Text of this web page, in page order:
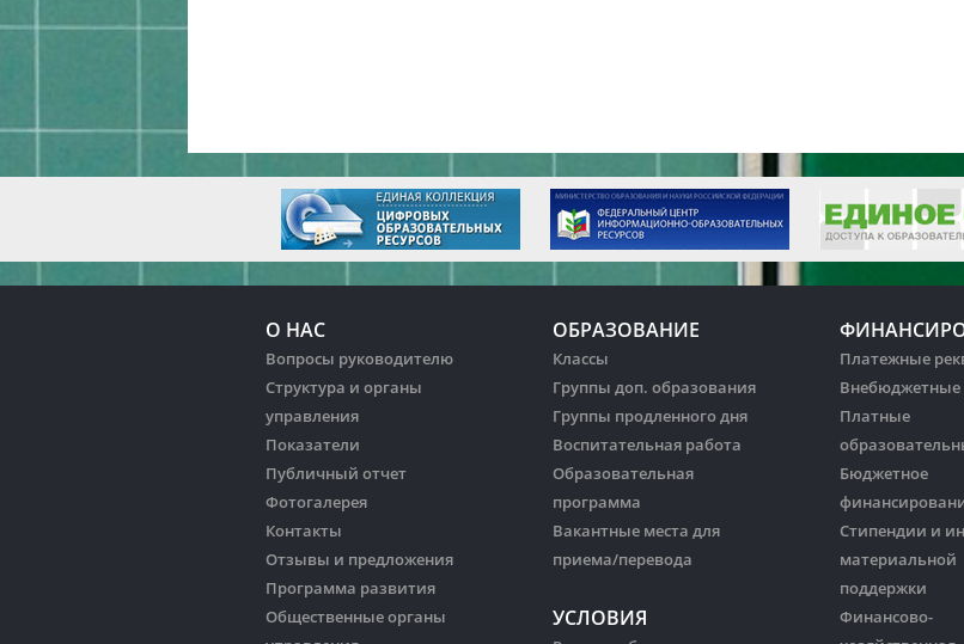
О НАС
Вопросы руководителю
Структура и органы
управления
Показатели
Публичный отчет
Фотогалерея
Контакты
Отзывы и предложения
Программа развития
Общественные органы
ОБРАЗОВАНИЕ
Классы
Группы доп. образования
Группы продленного дня
Воспитательная работа
Образовательная
программа
Вакантные места для
приема/перевода
УСЛОВИЯ
Платежные
Внебюджетные
Платные
Бюджетное
Стипендии и
материальной
поддержки
Финансово-